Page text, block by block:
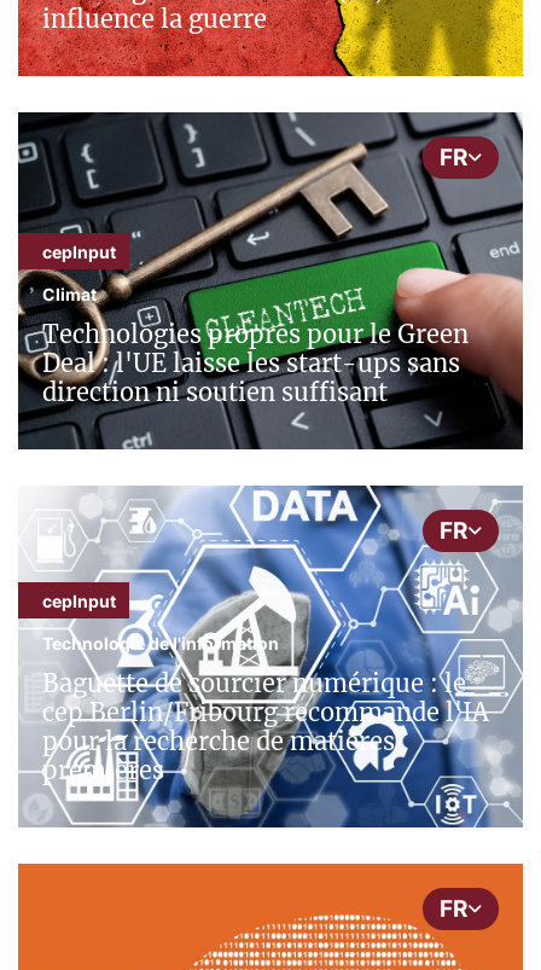
influence la guerre
FR
cepInput
Climat
Technologies propres pour le Green
Deal : l'UE laisse les start-ups sans
direction ni soutien suffisant
FR
cepInput
Technologie de l'information
Baguette de sourcier numérique : le
cep Berlin/Fribourg recommande l'IA
pour la recherche de matières
premières
FR